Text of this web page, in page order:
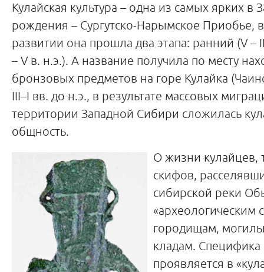
Кулайская культура – одна из самых ярких
рождения – Сургутско-Нарымское Приобье,
развитии она прошла два этапа: ранний (V –
– V в. н.э.). А название получила по месту
бронзовых предметов на горе Кулайка
III–I вв. до н.э., в результате массовых
территории Западной Сибири сложилась
общность.
О жизни кулайцев,
скифов,
сибирской реки
«археологическим
городищам,
кладам. Специфика
проявляется в